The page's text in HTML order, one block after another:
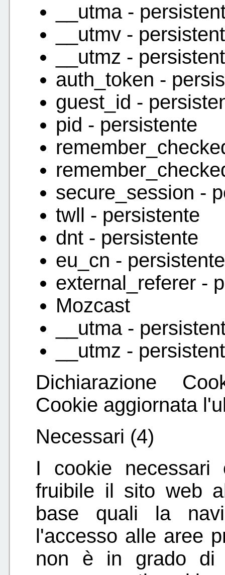
__utma -
__utmv -
__utmz -
auth_token -
guest_id -
pid - persistente
secure_session -
twll - persistente
dnt - persistente
eu_cn - persistente
external_referer -
Mozcast
__utma -
__utmz -
Dichiarazione
Cookie aggiornata
Necessari (4)
I cookie necessari
fruibile il sito web
base quali la
l'accesso alle aree
non è in grado di